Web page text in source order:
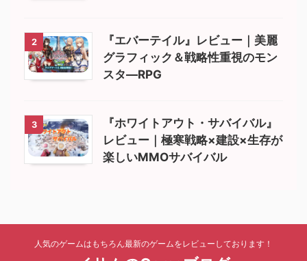
2
『エバーテイル』レビュー｜美麗
グラフィック＆戦略性重視のモン
スタ―RPG
3
『ホワイトアウト・サバイバル』
レビュー｜極寒戦略×建設×生存が
楽しいMMOサバイバル
人気のゲームはもちろん最新のゲームをレビューしております！